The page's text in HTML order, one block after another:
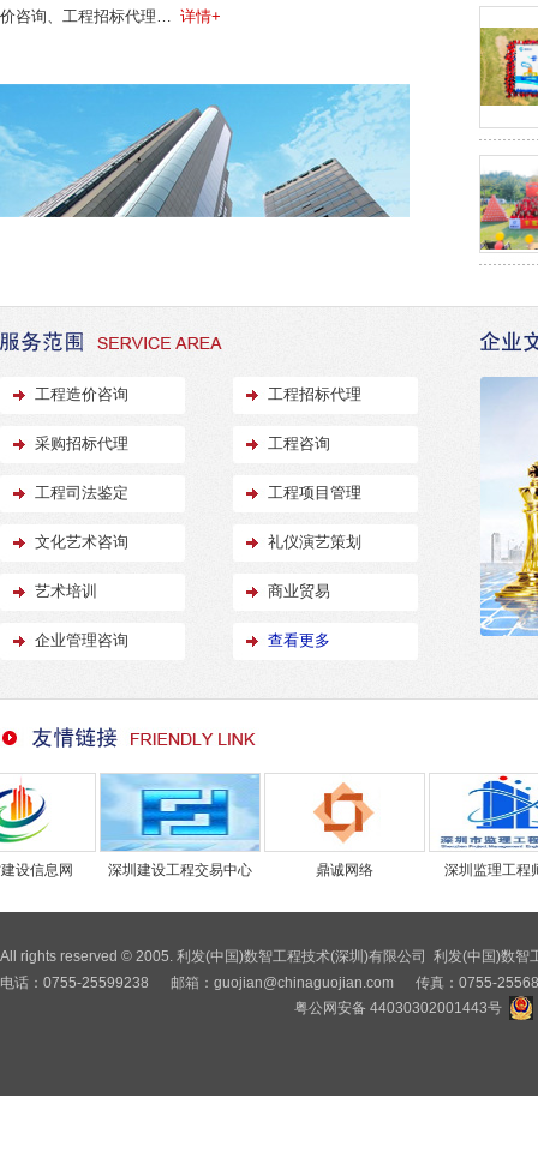
价咨询、工程招标代理… 详情+
工程造价咨询 工程招标代理
采购招标代理 工程咨询
工程司法鉴定 工程项目管理
文化艺术咨询 礼仪演艺策划
艺术培训 商业贸易
企业管理咨询 查看更多
东省建设信息网 深圳建设工程交易中心 鼎诚网络 深圳监
All rights reserved © 2005. 利发(中国)数智工程技术(深圳)有限公司 利发(中国)数
电话：0755-25599238 邮箱： guojian@chinaguojian.com 传真：0755-
粤公网安备 44030302001443号